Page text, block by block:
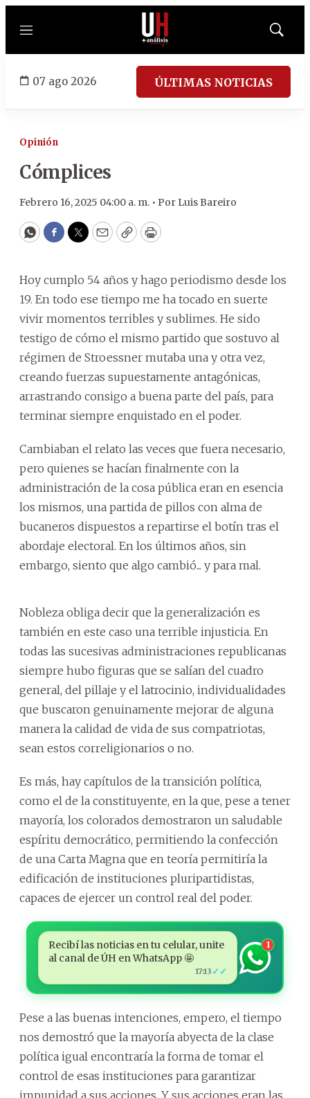
Menú
Mostrar
07 ago 2026 ÚLTIMAS NOTICIAS
Opinión
Cómplices
Febrero 16, 2025 04:00 a. m. • Por Luis Bareiro
WhatsApp
Facebook
Twitter
EmailCopyPrint
Hoy cumplo 54 años y hago periodismo desde los
19. En todo ese tiempo me ha tocado en suerte
vivir momentos terribles y sublimes. He sido
testigo de cómo el mismo partido que sostuvo al
régimen de Stroessner mutaba una y otra vez,
creando fuerzas supuestamente antagónicas,
arrastrando consigo a buena parte del país, para
terminar siempre enquistado en el poder.
Cambiaban el relato las veces que fuera necesario,
pero quienes se hacían finalmente con la
administración de la cosa pública eran en esencia
los mismos, una partida de pillos con alma de
bucaneros dispuestos a repartirse el botín tras el
abordaje electoral. En los últimos años, sin
embargo, siento que algo cambió... y para mal.
Nobleza obliga decir que la generalización es
también en este caso una terrible injusticia. En
todas las sucesivas administraciones republicanas
siempre hubo figuras que se salían del cuadro
general, del pillaje y el latrocinio, individualidades
que buscaron genuinamente mejorar de alguna
manera la calidad de vida de sus compatriotas,
sean estos correligionarios o no.
Es más, hay capítulos de la transición política,
como el de la constituyente, en la que, pese a tener
mayoría, los colorados demostraron un saludable
espíritu democrático, permitiendo la confección
de una Carta Magna que en teoría permitiría la
edificación de instituciones pluripartidistas,
capaces de ejercer un control real del poder.
Recibí las noticias en tu celular, unite
al canal de ÚH en WhatsApp 🤩
17:13 ✓✓
1
Pese a las buenas intenciones, empero, el tiempo
nos demostró que la mayoría abyecta de la clase
política igual encontraría la forma de tomar el
control de esas instituciones para garantizar
impunidad a sus acciones. Y sus acciones eran las